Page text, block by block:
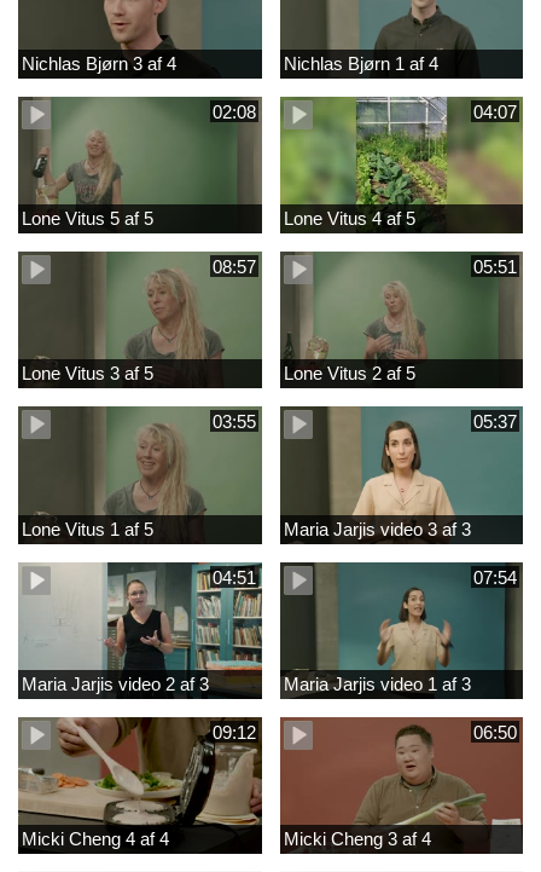
Nichlas Bjørn 3 af 4 Nichlas Bjørn 1 af 4
02:08
Lone Vitus 5 af 5
04:07
Lone Vitus 4 af 5
08:57
Lone Vitus 3 af 5
05:51
Lone Vitus 2 af 5
03:55
Lone Vitus 1 af 5
05:37
Maria Jarjis video 3 af 3
04:51
Maria Jarjis video 2 af 3
07:54
Maria Jarjis video 1 af 3
09:12
Micki Cheng 4 af 4
06:50
Micki Cheng 3 af 4